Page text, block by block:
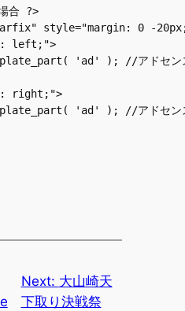
合 ?>
style="margin: 0 -
left;">
'ad' ); //アドセン
right;">
'ad' ); //アドセン
Next: 大山崎天
下取り決戦祭